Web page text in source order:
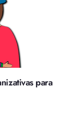
para